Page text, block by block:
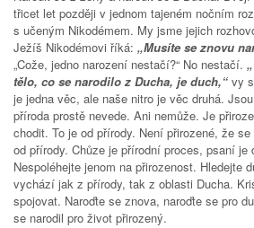
třicet let později v jednom tajeném nočním
s učeným Nikodémem. My jsme jejich
Ježíš Nikodémovi říká: „Musíte se znovu
„Cože, jedno narození nestačí?“ No nestačí.
tělo, co se narodilo z Ducha, je duch,“ vy
je jedna věc, ale naše nitro je věc druhá.
příroda prostě nevede. Ani nemůže. Je
chodit. To je od přírody. Není přirozené, že
od přírody. Chůze je přírodní proces, psaní je
Nespoléhejte jenom na přirozenost. Hledejte
vychází jak z přírody, tak z oblasti Ducha.
spojovat. Naroďte se znova, naroďte se pro
se narodil pro život přirozený.